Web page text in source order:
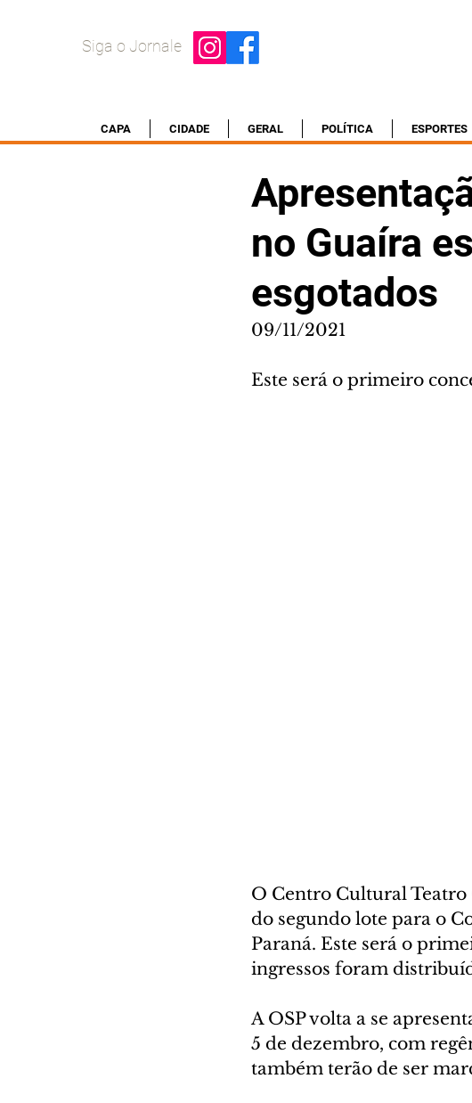
Siga o Jornale
CAPA CIDADE GERAL POLÍTICA ESPORTES
no Guaíra
esgotados
09/11/2021
Este será o primeiro
O Centro Cultural Teatro
do segundo lote para o
Paraná. Este será o
ingressos foram
A OSP volta a se
5 de dezembro, com
também terão de ser